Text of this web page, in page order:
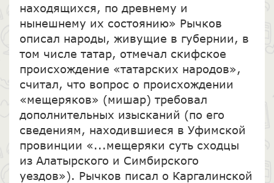
находящихся, по древнему и
нынешнему их состоянию» Рычков
описал народы, живущие в губернии, в
том числе татар, отмечал скифское
происхождение «татарских народов»,
считал, что вопрос о происхождении
«мещеряков» (мишар) требовал
дополнительных изысканий (по его
сведениям, находившиеся в Уфимской
провинции «...мещеряки суть сходцы
из Алатырского и Симбирского
уездов»). Рычков писал о Каргалинской